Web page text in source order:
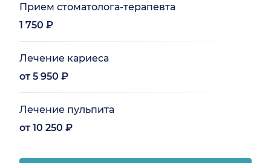
Прием стоматолога-терапевта
1 750 ₽
Лечение кариеса
от 5 950 ₽
Лечение пульпита
от 10 250 ₽